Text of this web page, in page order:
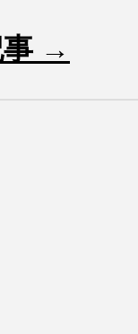
事 →